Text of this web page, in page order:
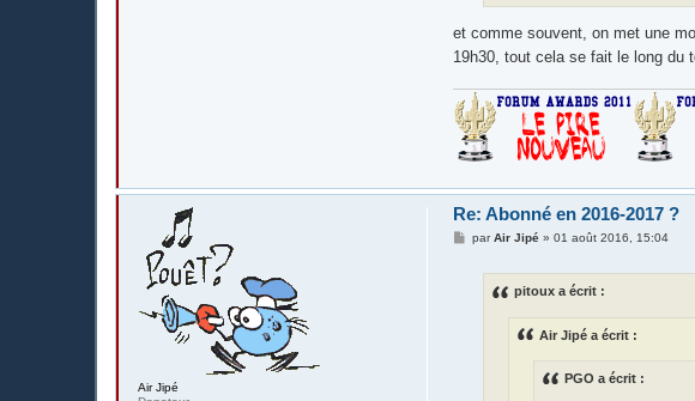
et comme souvent, on met une
19h30, tout cela se fait le long du
Air Jipé
Re: Abonné en 2016-2017 ?
MparAir Jipé »01 août 2016, 15:04
pitoux a écrit :
Air Jipé a écrit :
PGO a écrit :